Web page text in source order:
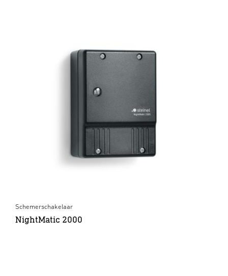
Schemerschakelaar
NightMatic 2000